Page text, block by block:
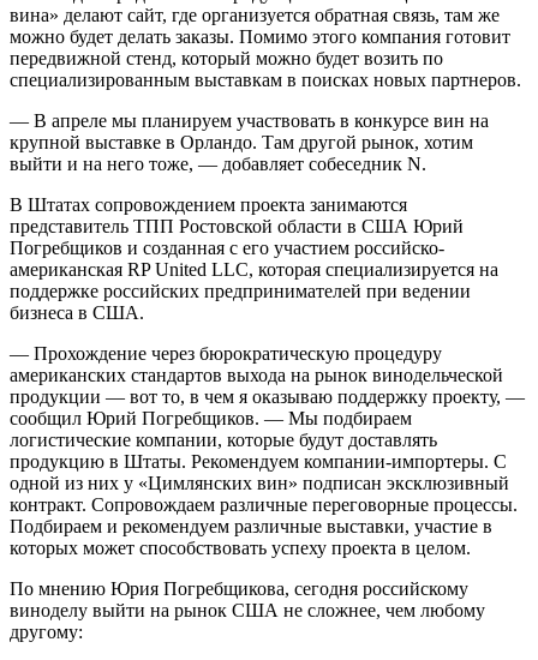
вина» делают сайт, где организуется обратная связь, там же
можно будет делать заказы. Помимо этого компания готовит
передвижной стенд, который можно будет во­зить по
специализированным выставкам в поисках новых партнеров.
— В апреле мы планируем участвовать в конкурсе вин на
крупной выставке в Орландо. Там другой рынок, хотим
выйти и на него тоже, — добавляет собеседник N.
В Штатах сопровождением проекта занимаются
представитель ТПП Ростовской области в США Юрий
Погребщиков и созданная с его участием российско-
американская RP United LLC, которая специализируется на
поддержке российских предпринимателей при ведении
бизнеса в США.
— Прохождение через бюрократическую процедуру
американских стандартов выхода на рынок винодельческой
продукции — вот то, в чем я оказываю поддержку проекту, —
сообщил Юрий Погребщиков. — Мы подбираем
логистические компании, которые будут доставлять
продукцию в Штаты. Рекомендуем компании-импортеры. С
одной из них у «Цимлянских вин» подписан эксклюзивный
контракт. Сопровождаем различные переговорные процессы.
Подбираем и рекомендуем различные выставки, участие в
которых может способствовать успеху проекта в целом.
По мнению Юрия Погребщикова, сегодня российскому
виноделу выйти на рынок США не сложнее, чем любому
другому: